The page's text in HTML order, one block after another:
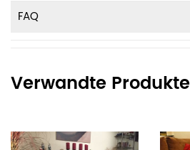
FAQ
Verwandte Produkte